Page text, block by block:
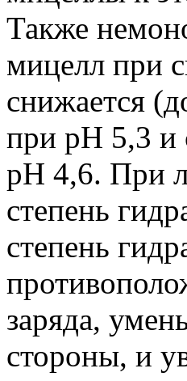
Также
мицелл при
снижается
при pH 5,3 и
pH 4,6. При
степень
степень
заряда,
стороны, и